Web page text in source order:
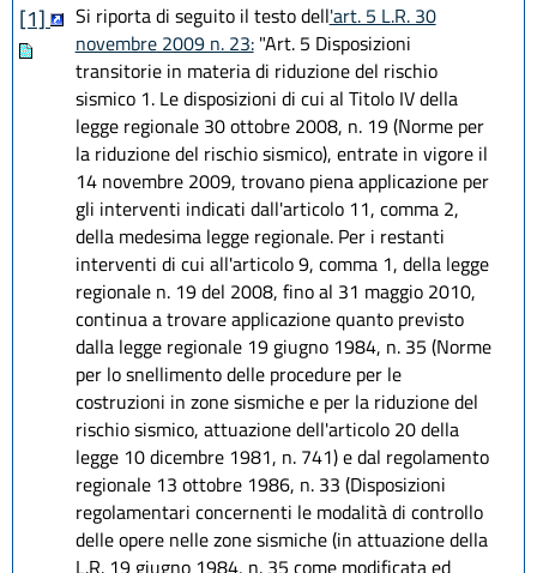
[1]
Si riporta di seguito il testo dell'art. 5 L.R. 30
novembre 2009 n. 23:"Art. 5 Disposizioni
transitorie in materia di riduzione del rischio
sismico 1. Le disposizioni di cui al Titolo IV della
legge regionale 30 ottobre 2008, n. 19 (Norme per
la riduzione del rischio sismico), entrate in vigore il
14 novembre 2009, trovano piena applicazione per
gli interventi indicati dall'articolo 11, comma 2,
della medesima legge regionale. Per i restanti
interventi di cui all'articolo 9, comma 1, della legge
regionale n. 19 del 2008, fino al 31 maggio 2010,
continua a trovare applicazione quanto previsto
dalla legge regionale 19 giugno 1984, n. 35 (Norme
per lo snellimento delle procedure per le
costruzioni in zone sismiche e per la riduzione del
rischio sismico, attuazione dell'articolo 20 della
legge 10 dicembre 1981, n. 741) e dal regolamento
regionale 13 ottobre 1986, n. 33 (Disposizioni
regolamentari concernenti le modalità di controllo
delle opere nelle zone sismiche (in attuazione della
L.R. 19 giugno 1984, n. 35 come modificata ed